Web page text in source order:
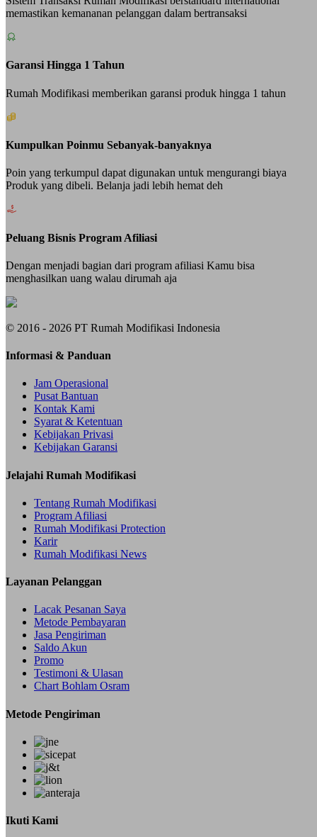
memastikan kemananan pelanggan dalam bertransaksi
Garansi Hingga 1 Tahun
Rumah Modifikasi memberikan garansi produk hingga 1 tahun
Kumpulkan Poinmu Sebanyak-banyaknya
Poin yang terkumpul dapat digunakan untuk mengurangi biaya
Produk yang dibeli. Belanja jadi lebih hemat deh
Peluang Bisnis Program Afiliasi
Dengan menjadi bagian dari program afiliasi Kamu bisa
menghasilkan uang walau dirumah aja
© 2016 - 2026 PT Rumah Modifikasi Indonesia
Informasi & Panduan
Jam Operasional
Pusat Bantuan
Kontak Kami
Syarat & Ketentuan
Kebijakan Privasi
Kebijakan Garansi
Jelajahi Rumah Modifikasi
Tentang Rumah Modifikasi
Program Afiliasi
Rumah Modifikasi Protection
Karir
Rumah Modifikasi News
Layanan Pelanggan
Lacak Pesanan Saya
Metode Pembayaran
Jasa Pengiriman
Saldo Akun
Promo
Testimoni & Ulasan
Chart Bohlam Osram
Metode Pengiriman
Ikuti Kami